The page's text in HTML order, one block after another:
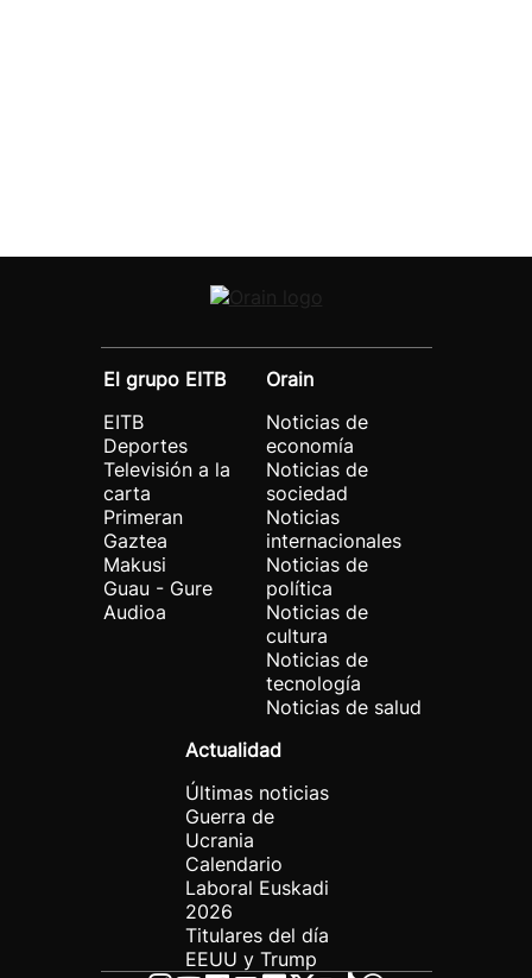
El grupo EITB
EITB
Deportes
Televisión a la
carta
Primeran
Gaztea
Makusi
Guau - Gure
Audioa
Orain
Noticias de
economía
Noticias de
sociedad
Noticias
internacionales
Noticias de
política
Noticias de
cultura
Noticias de
tecnología
Noticias de salud
Actualidad
Últimas noticias
Guerra de
Ucrania
Calendario
Laboral Euskadi
2026
Titulares del día
EEUU y Trump